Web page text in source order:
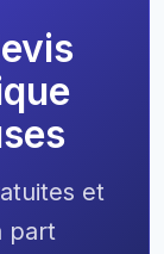
et
part